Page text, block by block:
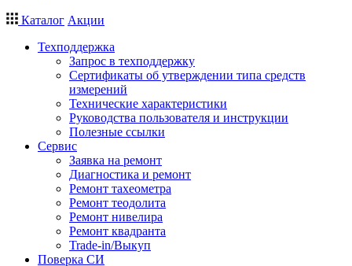
Каталог Акции
Техподдержка
Запрос в техподдержку
Сертификаты об утверждении типа средств
измерений
Технические характеристики
Руководства пользователя и инструкции
Полезные ссылки
Сервис
Заявка на ремонт
Диагностика и ремонт
Ремонт тахеометра
Ремонт теодолита
Ремонт нивелира
Ремонт квадранта
Trade-in/Выкуп
Поверка СИ